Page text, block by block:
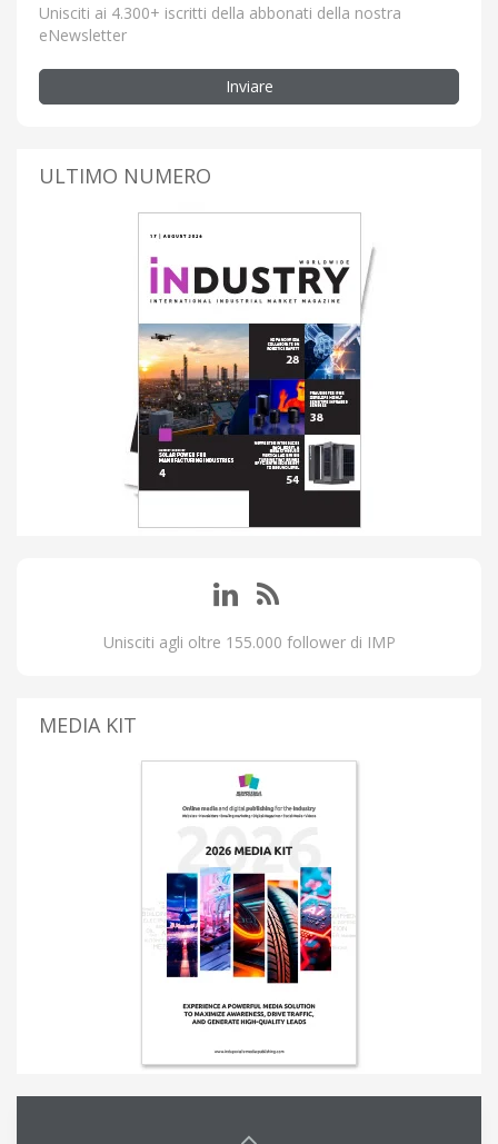
Unisciti ai 4.300+ iscritti della abbonati della nostra
eNewsletter
Inviare
ULTIMO NUMERO
Unisciti agli oltre 155.000 follower di IMP
MEDIA KIT